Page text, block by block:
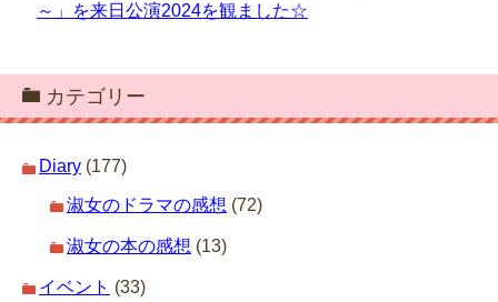
～」を来日公演2024を観ました☆
カテゴリー
Diary (177)
淑女のドラマの感想 (72)
淑女の本の感想 (13)
イベント (33)